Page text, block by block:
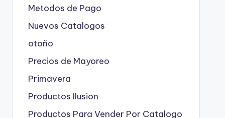
Metodos de Pago
Nuevos Catalogos
otoño
Precios de Mayoreo
Primavera
Productos Ilusion
Productos Para Vender Por Catalogo